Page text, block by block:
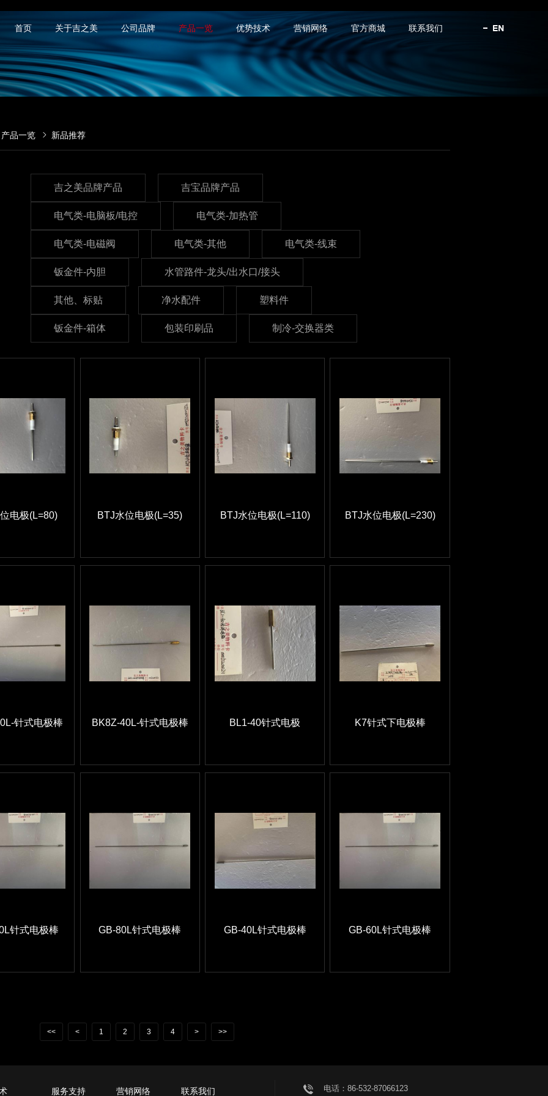
首页 关于吉之美 公司品牌 产品一览 优势技术 营销网络 官方商城 联系我们
产品一览 新品推荐
吉之美品牌产品 吉宝品牌产品
电气类-电脑板/电控 电气类-加热管
电气类-电磁阀 电气类-其他 电气类-线束
钣金件-内胆 水管路件-龙头/出水口/接头
其他、标贴 净水配件 塑料件
钣金件-箱体 包装印刷品 制冷-交换器类
电极(L=80) BTJ水位电极(L=35) BTJ水位电极(L=110) BTJ水位电极(L=230)
针式电极棒 BK8Z-40L-针式电极棒 BL1-40针式电极 K7针式下电极棒
针式电极棒 GB-80L针式电极棒 GB-40L针式电极棒 GB-60L针式电极棒
<< < 1 2 3 4 > >>
服务支持 营销网络 联系我们 电话：86-532-87066123